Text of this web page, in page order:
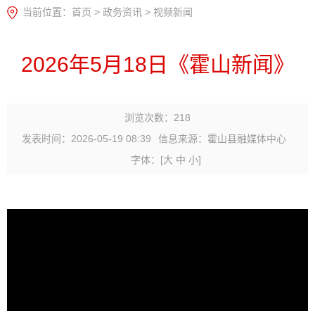
当前位置： 首页 > 政务资讯 > 视频新闻
2026年5月18日《霍山新闻》
浏览次数： 218
发表时间：2026-05-19 08:39
信息来源：霍山县融媒体中心
字体： [大 中 小]